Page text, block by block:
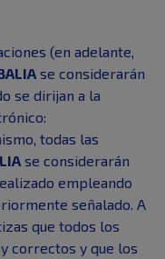
(en adelante,
se considerarán
se dirijan a la
todas las
se considerarán
empleando
señalado. A
que todos los
correctos y que los